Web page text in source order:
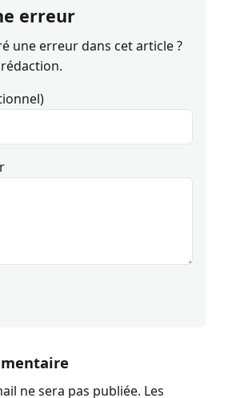
erreur
une erreur dans cet article ?
ne sera pas publiée. Les